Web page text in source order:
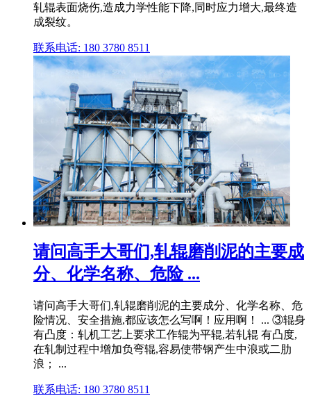
轧辊表面烧伤,造成力学性能下降,同时应力增大,最终造
成裂纹。
联系电话: 180 3780 8511
请问高手大哥们,轧辊磨削泥的主要成
分、化学名称、危险 ...
请问高手大哥们,轧辊磨削泥的主要成分、化学名称、危
险情况、安全措施,都应该怎么写啊！应用啊！ ... ③辊身
有凸度：轧机工艺上要求工作辊为平辊,若轧辊 有凸度,
在轧制过程中增加负弯辊,容易使带钢产生中浪或二肋
浪； ...
联系电话: 180 3780 8511